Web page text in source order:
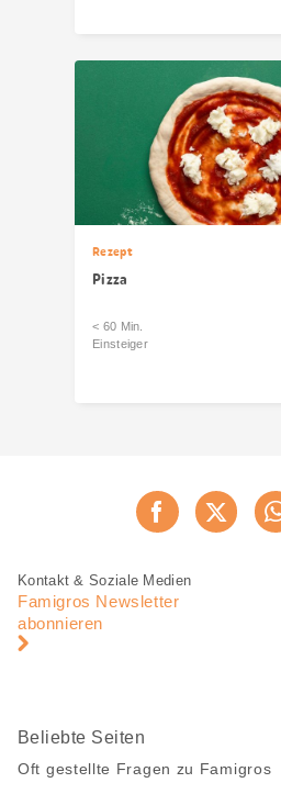
Rezept
Pizza
< 60 Min.
Einsteiger
Fusszeile
Fusszeile
Navigation
Kontakt & Soziale Medien
Famigros Newsletter
abonnieren
Beliebte Seiten
Oft gestellte Fragen zu Famigros